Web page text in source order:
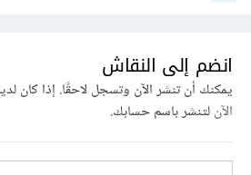
انضم إلى النقاش
يمكنك أن تنشر الآن وتسجل لاحقًا. إذا كان
الآنلتنشر باسم حسابك.